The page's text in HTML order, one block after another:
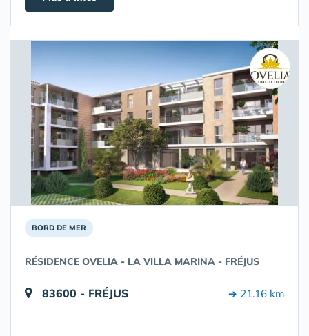
BORD DE MER
RÉSIDENCE OVELIA - LA VILLA MARINA - FRÉJUS
83600 - FRÉJUS ➔ 21.16 km